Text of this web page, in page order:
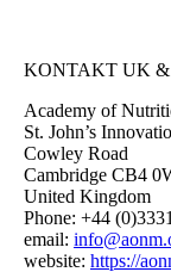
KONTAKT UK &
Academy of
St. John’s
Cowley Road
Cambridge CB4
United Kingdom
Phone: +44
email:
website: https://